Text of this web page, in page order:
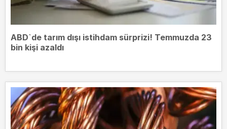
ABD`de tarım dışı istihdam sürprizi! Temmuzda 23
bin kişi azaldı